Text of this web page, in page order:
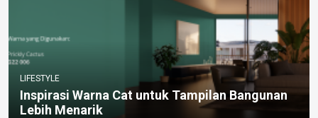
LIFESTYLE
Inspirasi Warna Cat untuk Tampilan Bangunan
Lebih Menarik